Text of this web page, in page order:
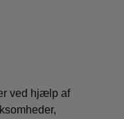
ved hjælp af